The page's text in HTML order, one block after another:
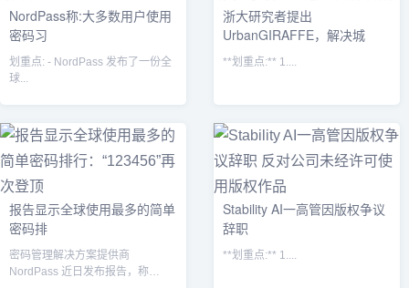
NordPass称:大多数用户使用
密码习
划重点: - NordPass 发布了一份全
球...
浙大研究者提出
UrbanGIRAFFE，解决城
**划重点:** 1....
报告显示全球使用最多的简单
密码排
密码管理解决方案提供商
NordPass 近日发布报告，称
Stability AI一高管因版权争议
辞职
**划重点:** 1....